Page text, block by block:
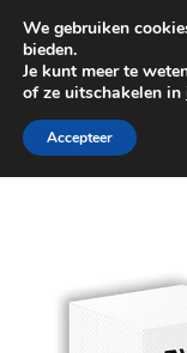
We gebruiken
bieden.
Je kunt meer te
of ze uitschakelen in
Accepteer